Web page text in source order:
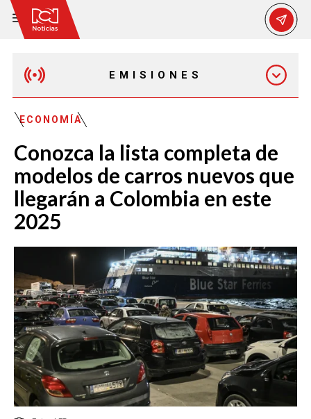
EMISIONES
EMISIÓN 12:30 PM
EMISIÓN 7:00 PM
EMISIÓN 11:30 PM
ECONOMÍA
Conozca la lista completa de
modelos de carros nuevos que
llegarán a Colombia en este
2025